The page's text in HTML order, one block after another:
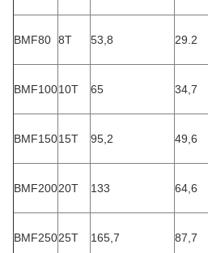
BMF80 8T 53,8 29.2
BMF10010T 65 34,7
BMF15015T 95,2 49,6
BMF20020T 133 64,6
BMF25025T 165,7 87,7